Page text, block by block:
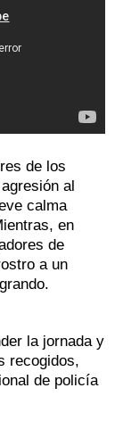
de los
al
calma
en
de
a un
la jornada y
recogidos,
de policía